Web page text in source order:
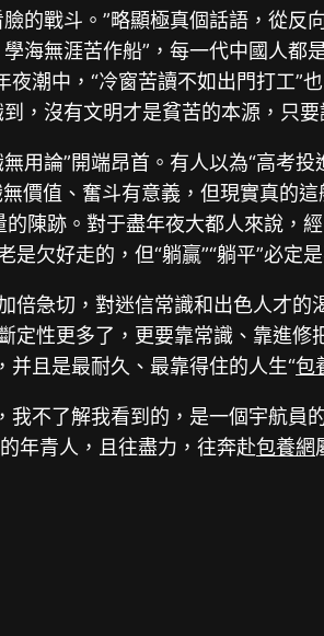
的戰斗。”略顯極真個話語，從反
學海無涯苦作船”，每一代中國人
潮中，“冷窗苦讀不如出門打工”
，沒有文明才是貧苦的本源，只
論”開端昂首。有人以為“高考
價值、奮斗有意義，但現實真的
陳跡。對于盡年夜大都人來說，
欠好走的，但“躺贏”“躺平”必定
急切，對迷信常識和出色人才
性更多了，更要靠常識、靠進修
并且是最耐久、最靠得住的人生“包
我不了解我看到的，是一個宇航員
年青人，且往盡力，往奔赴包養網